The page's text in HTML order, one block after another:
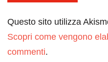
Questo sito utilizza
Scopri come vengono
commenti.